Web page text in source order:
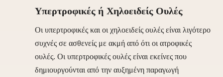
Υπερτροφικές ή Χηλοειδείς Ουλές
Οι υπερτροφικές και οι χηλοειδείς ουλές είναι λιγότερο
συχνές σε ασθενείς με ακμή από ότι οι ατροφικές
ουλές. Οι υπερτροφικές ουλές είναι εκείνες που
δημιουργούνται από την αυξημένη παραγωγή